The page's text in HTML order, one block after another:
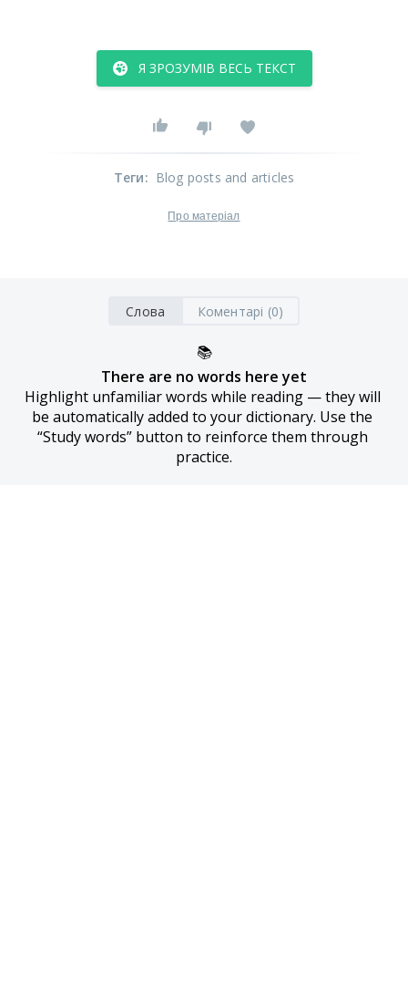
Я ЗРОЗУМІВ ВЕСЬ ТЕКСТ
Теги: Blog posts and articles
Про матеріал
Слова Коментарі (0)
📚
There are no words here yet
Highlight unfamiliar words while reading — they will
be automatically added to your dictionary. Use the
“Study words” button to reinforce them through
practice.